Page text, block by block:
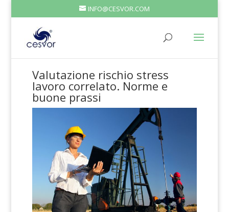
INFO@CESVOR.COM
Valutazione rischio stress
lavoro correlato. Norme e
buone prassi